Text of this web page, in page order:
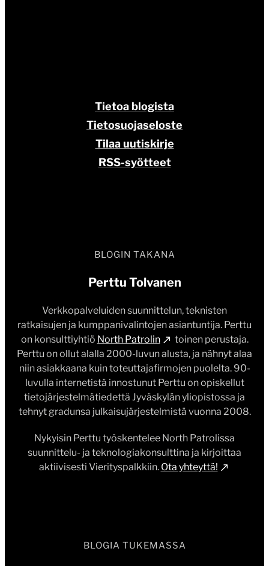
BLOGIN TAKANA
Perttu Tolvanen
Verkkopalveluiden suunnittelun, teknisten
ratkaisujen ja kumppanivalintojen asiantuntija. Perttu
on konsulttiyhtiö North Patrolin
toinen perustaja.
Perttu on ollut alalla 2000-luvun alusta, ja nähnyt alaa
niin asiakkaana kuin toteuttajafirmojen puolelta. 90-
luvulla internetistä innostunut Perttu on opiskellut
tietojärjestelmätiedettä Jyväskylän yliopistossa ja
tehnyt gradunsa julkaisujärjestelmistä vuonna 2008.
Nykyisin Perttu työskentelee North Patrolissa
suunnittelu- ja teknologiakonsulttina ja kirjoittaa
aktiivisesti Vierityspalkkiin. Ota yhteyttä!
Tietoa blogista
Tietosuojaseloste
Tilaa uutiskirje
RSS-syötteet
BLOGIA TUKEMASSA